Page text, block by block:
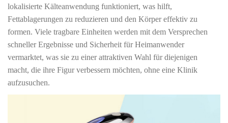
lokalisierte Kälteanwendung funktioniert, was hilft,
Fettablagerungen zu reduzieren und den Körper effektiv zu
formen. Viele tragbare Einheiten werden mit dem Versprechen
schneller Ergebnisse und Sicherheit für Heimanwender
vermarktet, was sie zu einer attraktiven Wahl für diejenigen
macht, die ihre Figur verbessern möchten, ohne eine Klinik
aufzusuchen.